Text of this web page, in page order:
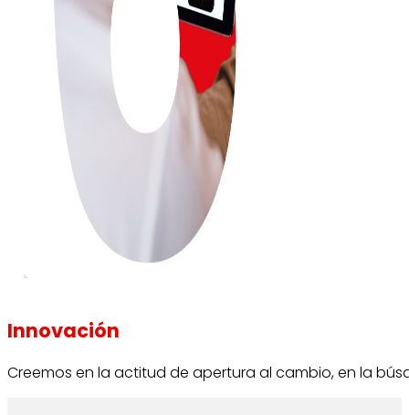
Innovación
Creemos en la actitud de apertura al cambio, en la